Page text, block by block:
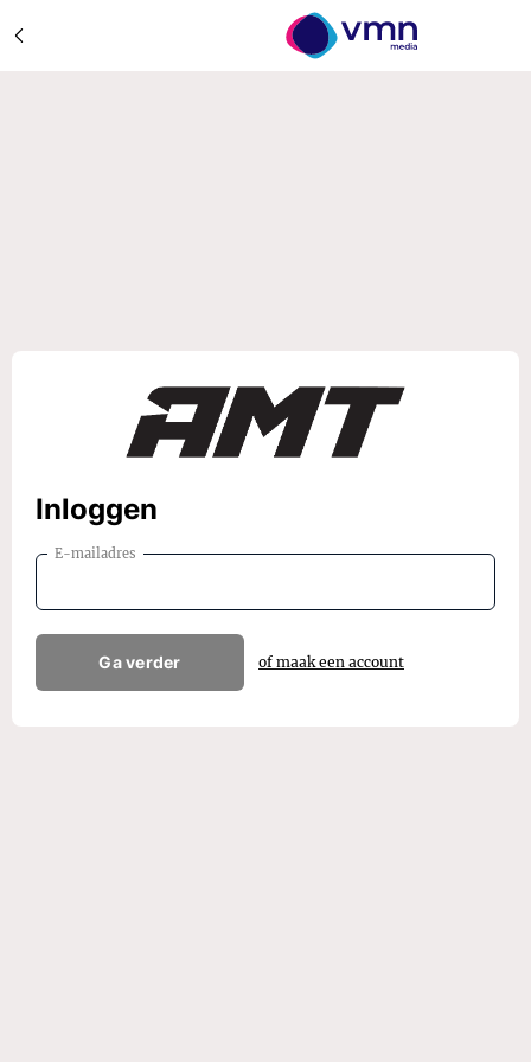
Inloggen
E-mailadres
Ga verder of maak een account